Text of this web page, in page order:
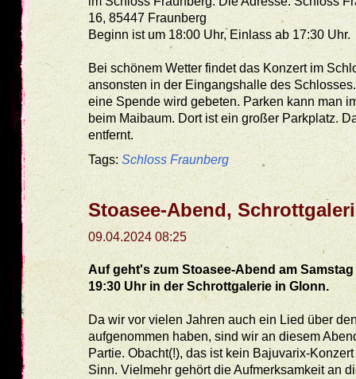
16, 85447 Fraunberg
Beginn ist um 18:00 Uhr, Einlass ab 17:30 Uhr.
Bei schönem Wetter findet das Konzert im
ansonsten in der Eingangshalle des
eine Spende wird gebeten. Parken kann man
beim Maibaum. Dort ist ein großer Parkplatz.
entfernt.
Tags: Schloss Fraunberg
Stoasee-Abend,
09.04.2024 08:25
Auf geht's zum Stoasee-Abend am Samstag
19:30 Uhr in der Schrottgalerie in Glonn.
Da wir vor vielen Jahren auch ein Lied über
aufgenommen haben, sind wir an diesem
Partie. Obacht(!), das ist kein Bajuvarix-
Sinn. Vielmehr gehört die Aufmerksamkeit an